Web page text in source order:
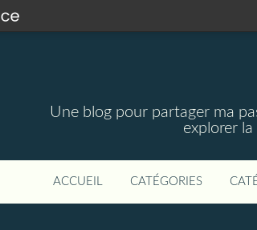
Une blog pour partager ma
explorer
ACCUEIL CATÉGORIES